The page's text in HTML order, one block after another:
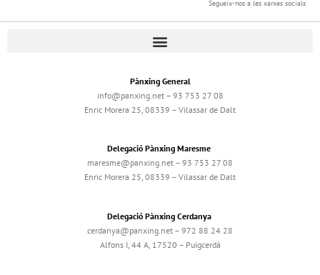
Segueix-nos a les xarxes socials
Pànxing General
info@panxing.net – 93 753 27 08
Enric Morera 25, 08339 – Vilassar de Dalt
Delegació Pànxing Maresme
maresme@panxing.net – 93 753 27 08
Enric Morera 25, 08339 – Vilassar de Dalt
Delegació Pànxing Cerdanya
cerdanya@panxing.net – 972 88 24 28
Alfons I, 44 A, 17520 – Puigcerdà